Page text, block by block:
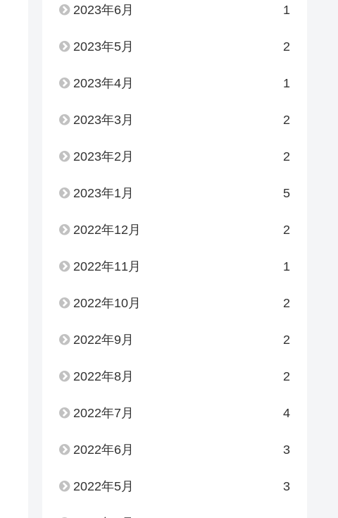
2023年6月 1
2023年5月 2
2023年4月 1
2023年3月 2
2023年2月 2
2023年1月 5
2022年12月 2
2022年11月 1
2022年10月 2
2022年9月 2
2022年8月 2
2022年7月 4
2022年6月 3
2022年5月 3